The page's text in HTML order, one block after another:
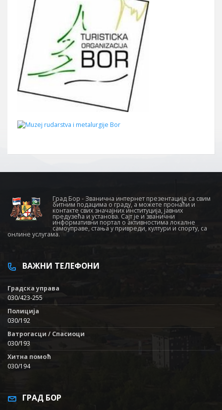
Град Бор - Званична интернет презентација са свим
битним подацима о граду, а можете пронаћи и
контакте свих значајних институција, јавних
предузећа и установа. Сајт је и званични
информативни портал о активностима локалне
самоуправе, стања у привреди, култури и спорту, са
онлине услугама.
ВАЖНИ ТЕЛЕФОНИ
Градска управа
030/423-255
Полиција
030/192
Ватрогасци / Спасиоци
030/193
Хитна помоћ
030/194
ГРАД БОР